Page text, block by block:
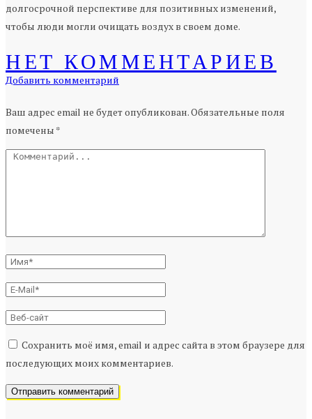
долгосрочной перспективе для позитивных изменений,
чтобы люди могли очищать воздух в своем доме.
НЕТ КОММЕНТАРИЕВ
Добавить комментарий
Ваш адрес email не будет опубликован.Обязательные поля
помечены *
Сохранить моё имя, email и адрес сайта в этом браузере для
последующих моих комментариев.